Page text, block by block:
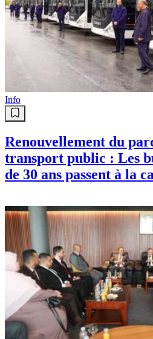
Info
Renouvellement du
transport public : Les
de 30 ans passent à la